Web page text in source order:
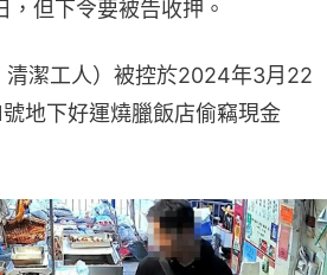
但下令要被告收押。
清潔工人）被控於2024年3月22
地下好運燒臘飯店偷竊現金